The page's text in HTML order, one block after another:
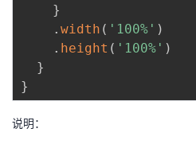
}
. width ( '100%' )
. height ( '100%' )
}
}
说明：